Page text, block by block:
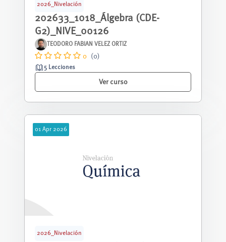
2026_Nivelación
202633_1018_Álgebra (CDE-
G2)_NIVE_00126
TEODORO FABIAN VELEZ ORTIZ
0 (0)
5 Lecciones
Ver curso
01 Apr 2026
2026_Nivelación